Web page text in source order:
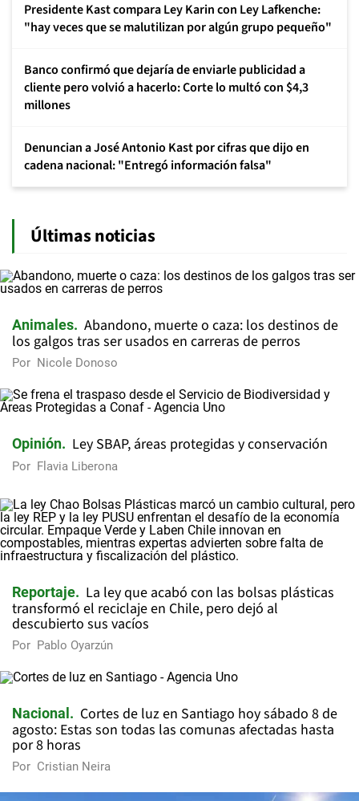
Presidente Kast compara Ley Karin con Ley Lafkenche:
"hay veces que se malutilizan por algún grupo pequeño"
Banco confirmó que dejaría de enviarle publicidad a
cliente pero volvió a hacerlo: Corte lo multó con $4,3
millones
Denuncian a José Antonio Kast por cifras que dijo en
cadena nacional: "Entregó información falsa"
Últimas noticias
Animales
Abandono, muerte o caza: los destinos de
los galgos tras ser usados en carreras de perros
Por Nicole Donoso
Opinión Ley SBAP, áreas protegidas y conservación
Por Flavia Liberona
Reportaje
La ley que acabó con las bolsas plásticas
transformó el reciclaje en Chile, pero dejó al
descubierto sus vacíos
Por Pablo Oyarzún
Nacional
Cortes de luz en Santiago hoy sábado 8 de
agosto: Estas son todas las comunas afectadas hasta
por 8 horas
Por Cristian Neira